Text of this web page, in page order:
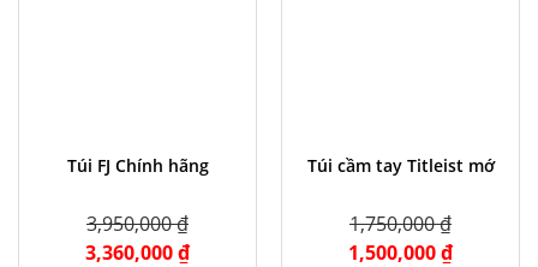
Túi FJ Chính hãng
3,950,000 ₫
3,360,000 ₫
Túi cầm tay Titleist mớ
1,750,000 ₫
1,500,000 ₫